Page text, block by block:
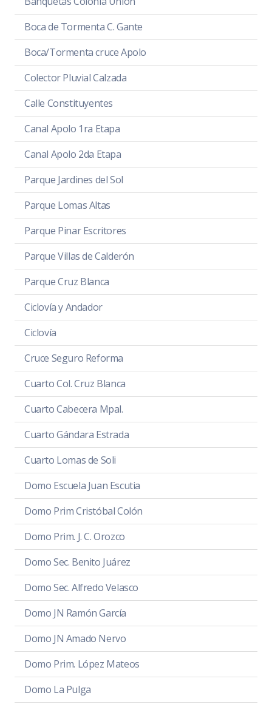
Boca de Tormenta C. Gante
Boca/Tormenta cruce Apolo
Colector Pluvial Calzada
Calle Constituyentes
Canal Apolo 1ra Etapa
Canal Apolo 2da Etapa
Parque Jardines del Sol
Parque Lomas Altas
Parque Pinar Escritores
Parque Villas de Calderón
Parque Cruz Blanca
Ciclovía y Andador
Ciclovía
Cruce Seguro Reforma
Cuarto Col. Cruz Blanca
Cuarto Cabecera Mpal.
Cuarto Gándara Estrada
Cuarto Lomas de Soli
Domo Escuela Juan Escutia
Domo Prim Cristóbal Colón
Domo Prim. J. C. Orozco
Domo Sec. Benito Juárez
Domo Sec. Alfredo Velasco
Domo JN Ramón García
Domo JN Amado Nervo
Domo Prim. López Mateos
Domo La Pulga